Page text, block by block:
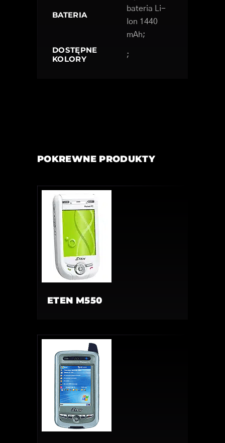
BATERIA
bateria Li-
Ion 1440
mAh;
DOSTĘPNE
KOLORY
;
POKREWNE PRODUKTY
ETEN M550